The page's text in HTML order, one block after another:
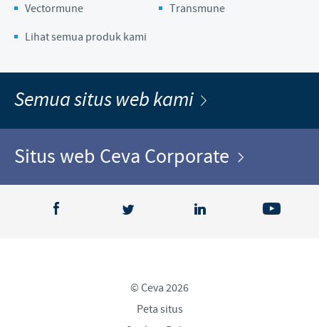
Vectormune
Transmune
Lihat semua produk kami
Semua situs web kami
Situs web Ceva Corporate
© Ceva 2026
Peta situs